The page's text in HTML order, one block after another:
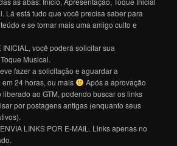
Lá está tudo que você precisa saber para
e se tornar mais uma amigo culto e
INICIAL, você poderá solicitar sua
Musical.
fazer a solicitação e aguardar a
24 horas, ou mais
Após a aprovação
ao GTM, podendo buscar os links
por postagens antigas (enquanto seus
LINKS POR E-MAIL. Links apenas no